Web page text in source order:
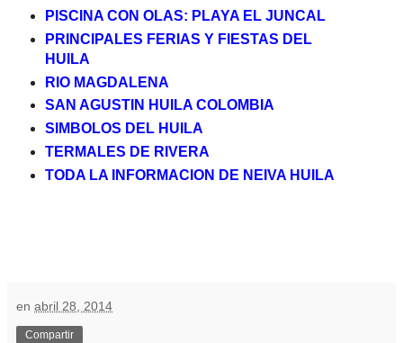
PISCINA CON OLAS: PLAYA EL JUNCAL
PRINCIPALES FERIAS Y FIESTAS DEL
HUILA
RIO MAGDALENA
SAN AGUSTIN HUILA COLOMBIA
SIMBOLOS DEL HUILA
TERMALES DE RIVERA
TODA LA INFORMACION DE NEIVA HUILA
en abril 28, 2014
Compartir